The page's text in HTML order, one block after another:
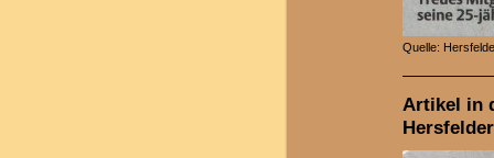
Quelle:
Artikel in